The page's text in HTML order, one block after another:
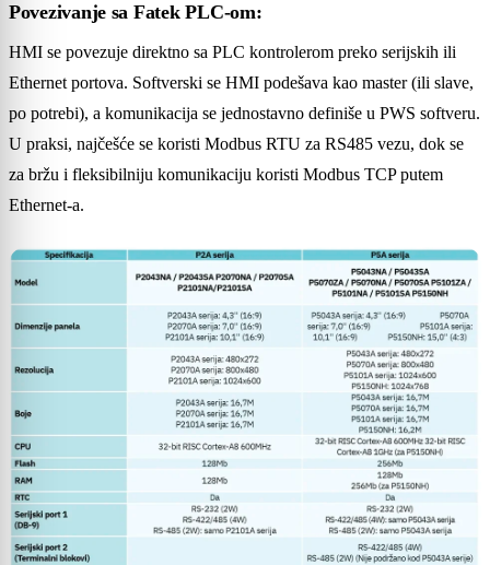
Povezivanje sa Fatek PLC-om:
HMI se povezuje direktno sa PLC kontrolerom preko serijskih ili
Ethernet portova. Softverski se HMI podešava kao master (ili slave,
po potrebi), a komunikacija se jednostavno definiše u PWS softveru.
U praksi, najčešće se koristi Modbus RTU za RS485 vezu, dok se
za bržu i fleksibilniju komunikaciju koristi Modbus TCP putem
Ethernet-a.